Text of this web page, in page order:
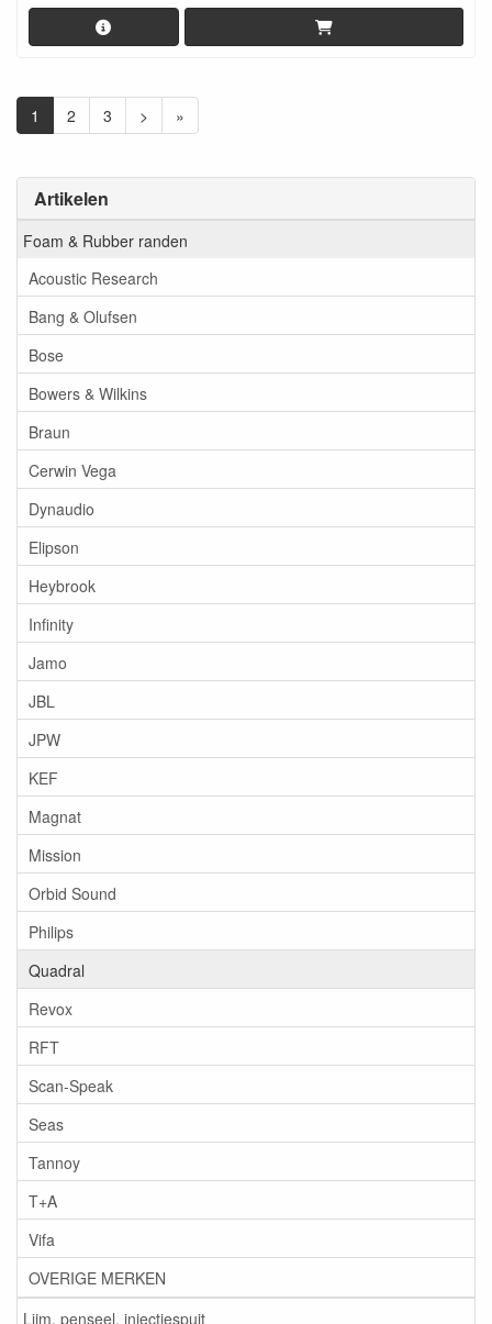
Artikelen
Foam & Rubber randen
Acoustic Research
Bang & Olufsen
Bose
Bowers & Wilkins
Braun
Cerwin Vega
Dynaudio
Elipson
Heybrook
Infinity
Jamo
JBL
JPW
KEF
Magnat
Mission
Orbid Sound
Philips
Quadral
Revox
RFT
Scan-Speak
Seas
Tannoy
T+A
Vifa
OVERIGE MERKEN
Lijm, penseel, injectiespuit
1 2 3 > »